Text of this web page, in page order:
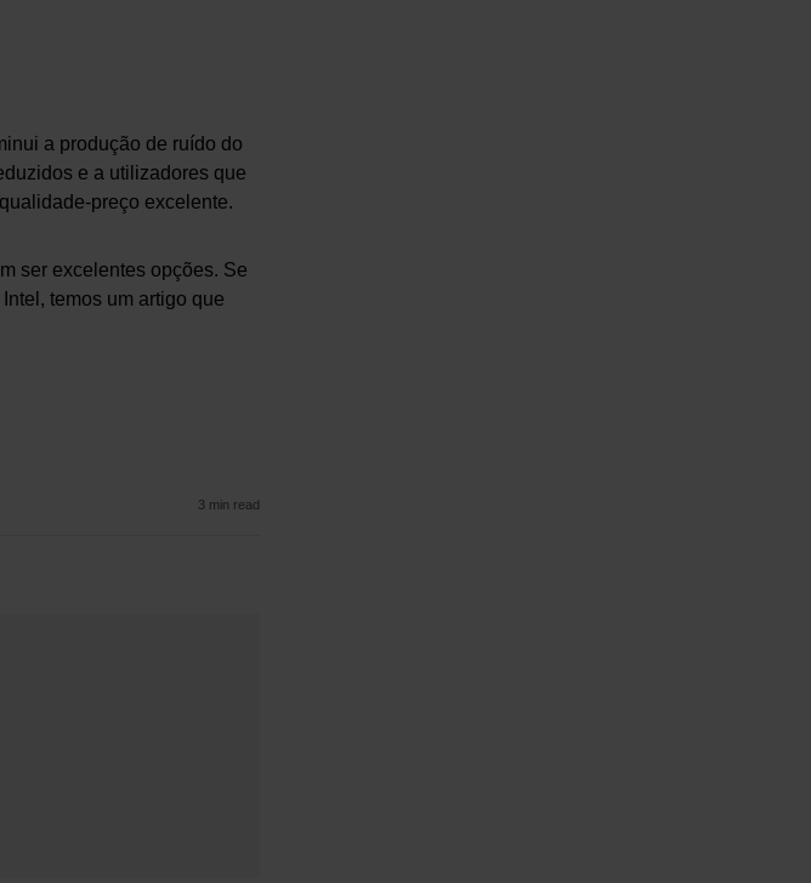
a produção de ruído do
e a utilizadores que
preço excelente.
ser excelentes opções. Se
temos um artigo que
3 min read